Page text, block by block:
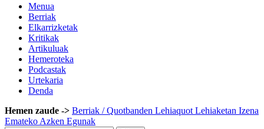
Menua
Berriak
Elkarrizketak
Kritikak
Artikuluak
Hemeroteka
Podcastak
Urtekaria
Denda
Hemen zaude -> Berriak / Quotbanden Lehiaquot Lehiaketan Izena
Emateko Azken Egunak